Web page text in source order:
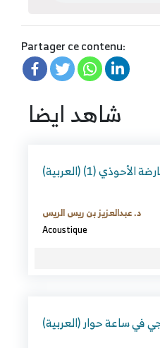
Partager ce contenu:
شاهد ايضا
عارضة الأحوذي (1)
د. عبدالعزيز بن ريس الريس
Acoustique
في ساعة حوار